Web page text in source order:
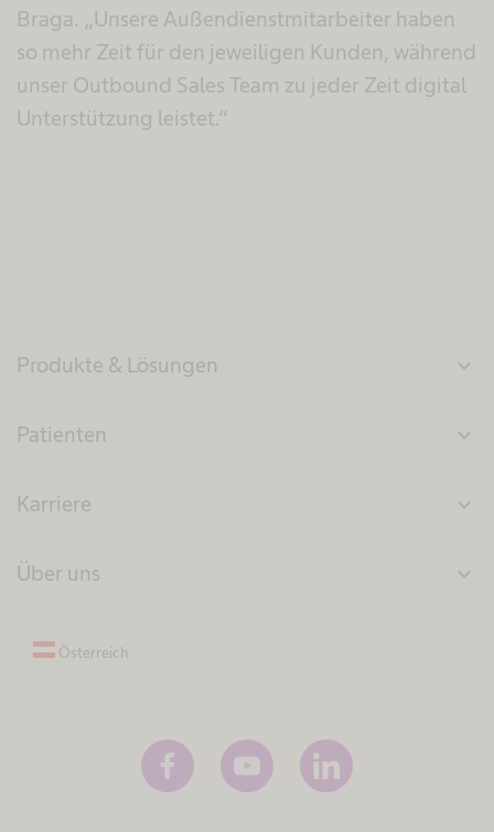
Braga. „Unsere Außendienstmitarbeiter haben
so mehr Zeit für den jeweiligen Kunden, während
unser Outbound Sales Team zu jeder Zeit digital
Unterstützung leistet.“
Produkte & Lösungen expand_more
Patienten expand_more
Karriere expand_more
Über uns expand_more
Österreich